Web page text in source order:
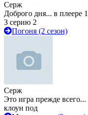
Серж
Доброго дня... в плеере
3 серию 2
Погоня (2 сезон)
Серж
Это игра прежде
клоун под